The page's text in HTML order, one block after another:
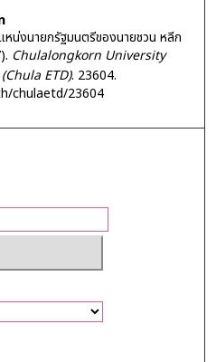
น่งนายกรัฐมนตรีของนายชวน หลีก
Chulalongkorn University
ETD). 23604.
chulaetd/23604